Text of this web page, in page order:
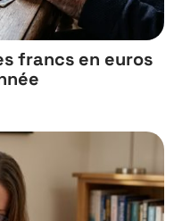
francs en euros